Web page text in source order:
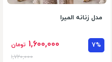
مدل زنانه المیرا
7%
1,600,000 تومان
1,720,000